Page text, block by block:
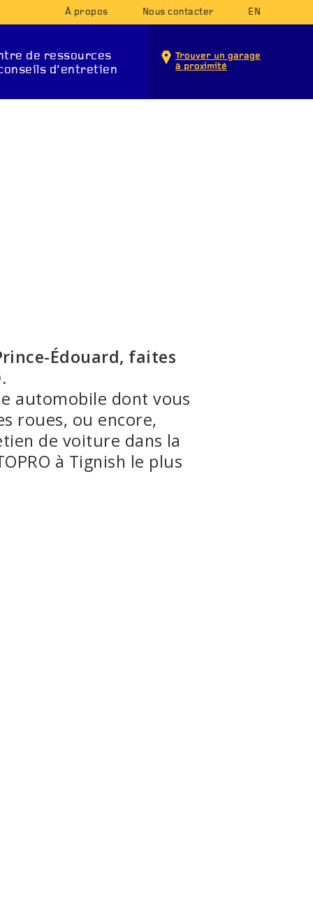
À propos Nous contacter EN
de ressources
d’entretien
Trouver un garage
à proximité
Édouard, faites
automobile dont vous
roues, ou encore,
de voiture dans la
à Tignish le plus